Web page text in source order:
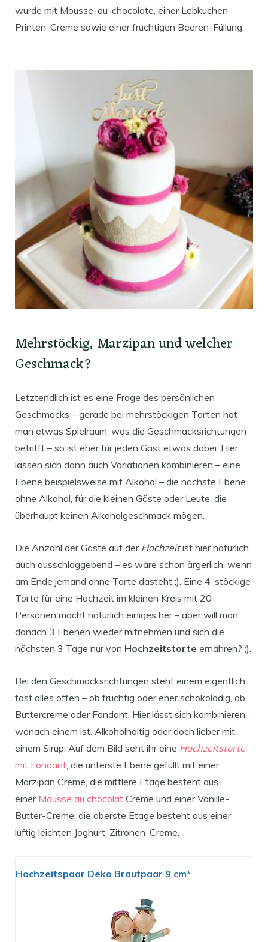
wurde mit Mousse-au-chocolate, einer Lebkuchen-
Printen-Creme sowie einer fruchtigen Beeren-Füllung.
Mehrstöckig, Marzipan und welcher
Geschmack?
Letztendlich ist es eine Frage des persönlichen
Geschmacks – gerade bei mehrstöckigen Torten hat
man etwas Spielraum, was die Geschmacksrichtungen
betrifft – so ist eher für jeden Gast etwas dabei. Hier
lassen sich dann auch Variationen kombinieren – eine
Ebene beispielsweise mit Alkohol – die nächste Ebene
ohne Alkohol, für die kleinen Gäste oder Leute, die
überhaupt keinen Alkoholgeschmack mögen.
Die Anzahl der Gäste auf der Hochzeitist hier natürlich
auch ausschlaggebend – es wäre schon ärgerlich, wenn
am Ende jemand ohne Torte dasteht ;). Eine 4-stöckige
Torte für eine Hochzeit im kleinen Kreis mit 20
Personen macht natürlich einiges her – aber will man
danach 3 Ebenen wieder mitnehmen und sich die
nächsten 3 Tage nur von Hochzeitstorte ernähren? ;).
Bei den Geschmacksrichtungen steht einem eigentlich
fast alles offen – ob fruchtig oder eher schokoladig, ob
Buttercreme oder Fondant. Hier lässt sich kombinieren,
wonach einem ist. Alkoholhaltig oder doch lieber mit
einem Sirup. Auf dem Bild seht ihr eine Hochzeitstorte
mit Fondant , die unterste Ebene gefüllt mit einer
Marzipan Creme, die mittlere Etage besteht aus
einer Mousse au chocolat Creme und einer Vanille-
Butter-Creme, die oberste Etage besteht aus einer
luftig leichten Joghurt-Zitronen-Creme.
Hochzeitspaar Deko Brautpaar 9 cm*